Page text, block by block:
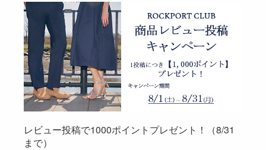
レビュー投稿で1000ポイントプレゼント！（8/31
まで）